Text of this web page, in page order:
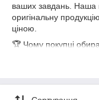
ваших завдань.
оригінальну
ціною.
🏆 Чому покупці
Ціни з перших рук.
ви не оплачуєте